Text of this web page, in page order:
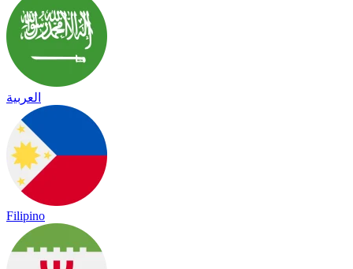
العربية
Filipino